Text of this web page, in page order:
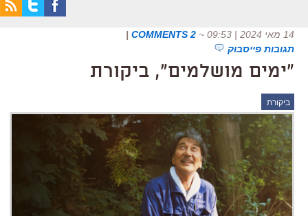
14 מאי 2024 | 09:53 ~
2 COMMENTS
|
תגובות פייסבוק
"ימים מושלמים", ביקורת
ביקורת